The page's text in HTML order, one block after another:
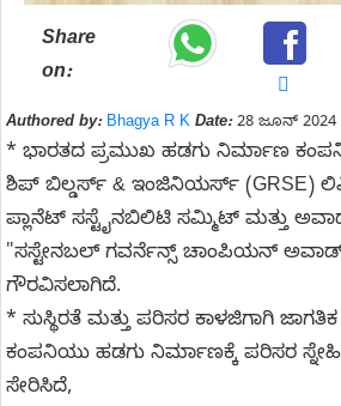
Share
on:
Authored by: Bhagya R K Date:28 ಜೂನ್ 2024
* ಭಾರತದ ಪ್ರಮುಖ ಹಡಗು ನಿರ್ಮಾಣ
ಶಿಪ್ ಬಿಲ್ಡರ್ಸ್ & ಇಂಜಿನಿಯರ್ಸ್
ಪ್ಲಾನೆಟ್ ಸಸ್ಟೈನಬಿಲಿಟಿ ಸಮ್ಮಿಟ್ ಮತ್ತು
"ಸಸ್ಟೇನಬಲ್ ಗವರ್ನೆನ್ಸ್ ಚಾಂಪಿಯನ್
ಗೌರವಿಸಲಾಗಿದೆ.
* ಸುಸ್ಥಿರತೆ ಮತ್ತು ಪರಿಸರ ಕಾಳಜಿಗಾಗಿ
ಕಂಪನಿಯು ಹಡಗು ನಿರ್ಮಾಣಕ್ಕೆ ಪರಿಸರ ಸ್ನೇಹಿ
ಸೇರಿಸಿದೆ,